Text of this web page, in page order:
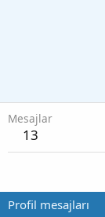
Mesajlar
13
Profil mesajları